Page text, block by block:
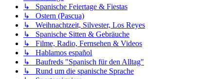
↳ Spanische Feiertage & Fiestas
↳ Ostern (Pascua)
↳ Weihnachtzeit, Silvester, Los Reyes
↳ Spanische Sitten & Gebräuche
↳ Filme, Radio, Fernsehen & Videos
↳ Hablamos español
↳ Baufreds "Spanisch für den Alltag"
↳ Rund um die spanische Sprache